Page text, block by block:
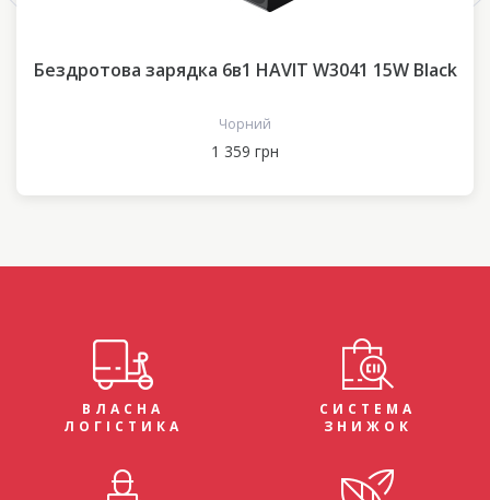
Бездротова зарядка 6в1 HAVIT W3041 15W Black
Чорний
1 359 грн
ВЛАСНА
ЛОГІСТИКА
СИСТЕМА
ЗНИЖОК